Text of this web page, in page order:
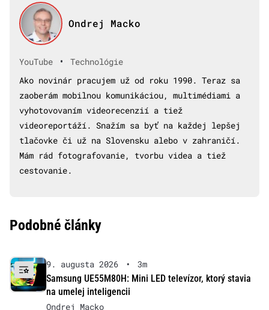
Ondrej Macko
YouTube •
Technológie
Ako novinár pracujem už od roku 1990. Teraz sa
zaoberám mobilnou komunikáciou, multimédiami a
vyhotovovaním videorecenzií a tiež
videoreportáží. Snažím sa byť na každej lepšej
tlačovke či už na Slovensku alebo v zahraničí.
Mám rád fotografovanie, tvorbu videa a tiež
cestovanie.
Podobné články
9. augusta 2026 •
3m
Samsung UE55M80H: Mini LED televízor, ktorý stavia
na umelej inteligencii
Ondrej Macko